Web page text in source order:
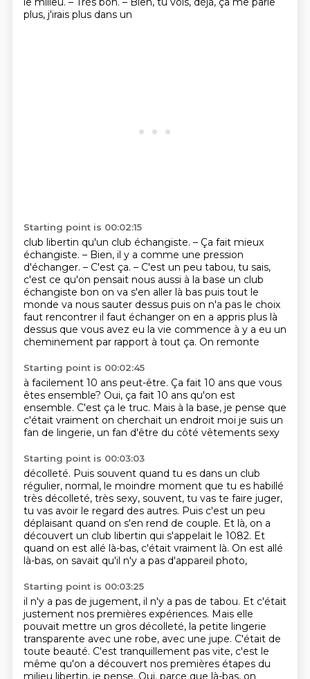
plus, j'irais plus dans un
Starting point is 00:02:15
club libertin qu'un club échangiste. – Ça fait mieux
échangiste. – Bien, il y a comme une pression
d'échanger. – C'est ça. – C'est un peu tabou, tu sais,
c'est ce qu'on pensait nous aussi à la base un club
échangiste bon on va s'en aller là bas puis tout le
monde va nous sauter dessus puis on n'a pas le choix
faut rencontrer il faut échanger on en a appris plus là
dessus que vous avez eu la vie commence à y a eu un
cheminement par rapport à tout ça. On remonte
Starting point is 00:02:45
à facilement 10 ans peut-être. Ça fait 10 ans que vous
êtes ensemble? Oui, ça fait 10 ans qu'on est
ensemble. C'est ça le truc. Mais à la base, je pense que
c'était vraiment on cherchait un endroit moi je suis un
fan de lingerie, un fan d'être du côté vêtements sexy
Starting point is 00:03:03
décolleté. Puis souvent quand tu es dans un club
régulier, normal, le moindre moment que tu es habillé
très décolleté, très sexy, souvent, tu vas te faire juger,
tu vas avoir le regard des autres. Puis c'est un peu
déplaisant quand on s'en rend de couple. Et là, on a
découvert un club libertin qui s'appelait le 1082. Et
quand on est allé là-bas, c'était vraiment là. On est allé
là-bas, on savait qu'il n'y a pas d'appareil photo,
Starting point is 00:03:25
il n'y a pas de jugement, il n'y a pas de tabou. Et c'était
justement nos premières expériences. Mais elle
pouvait mettre un gros décolleté, la petite lingerie
transparente avec une robe, avec une jupe. C'était de
toute beauté. C'est tranquillement pas vite, c'est le
même qu'on a découvert nos premières étapes du
milieu libertin, je pense. Oui, parce que là-bas, on